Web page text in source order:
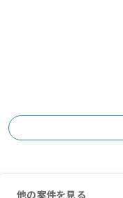
他の案件を見る